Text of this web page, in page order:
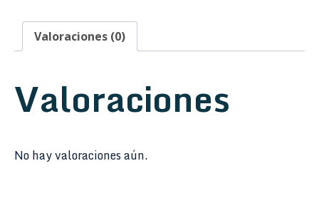
Valoraciones (0)
Valoraciones
No hay valoraciones aún.